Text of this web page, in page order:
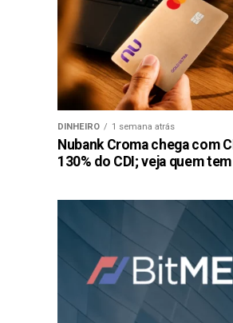
DINHEIRO 1 semana atrás
Nubank Croma chega com
130% do CDI; veja quem